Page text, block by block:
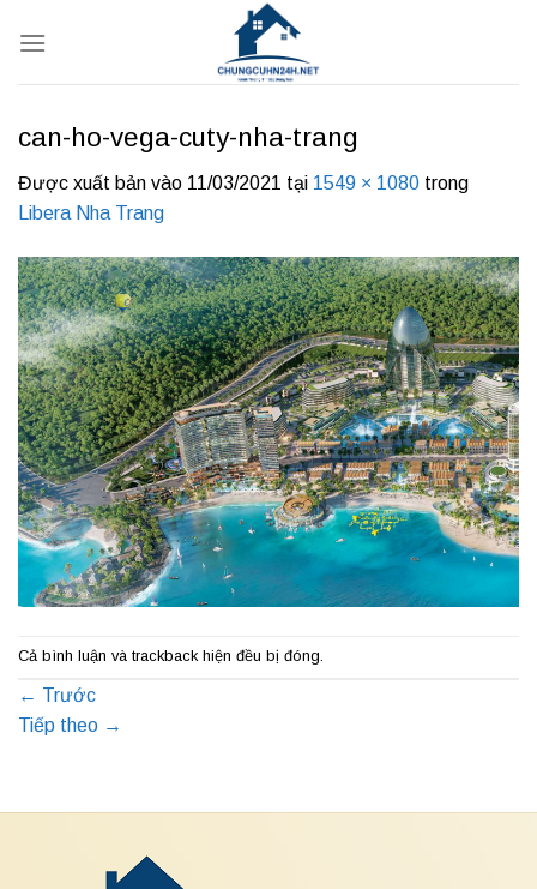
qua
can-ho-vega-cuty-nha-trang
Được xuất bản vào 11/03/2021 tại 1549 × 1080 trong
Libera Nha Trang
Cả bình luận và trackback hiện đều bị đóng.
← Trước
Tiếp theo →